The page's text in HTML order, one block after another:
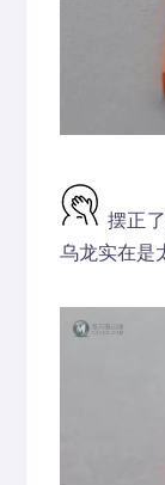
摆正
乌龙实在是